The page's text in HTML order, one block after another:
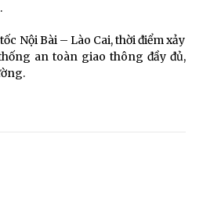
Nội Bài – Lào Cai, thời điểm xảy
an toàn giao thông đầy đủ,